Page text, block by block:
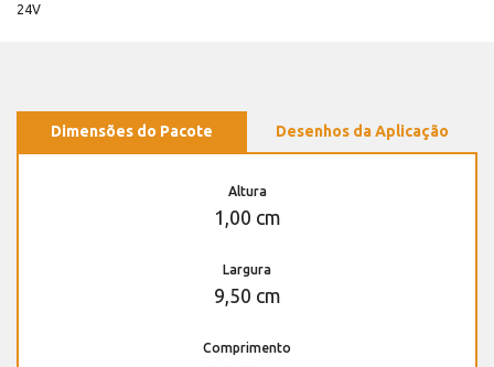
24V
Dimensões do Pacote Desenhos da Aplicação
Altura
1,00 cm
Largura
9,50 cm
Comprimento